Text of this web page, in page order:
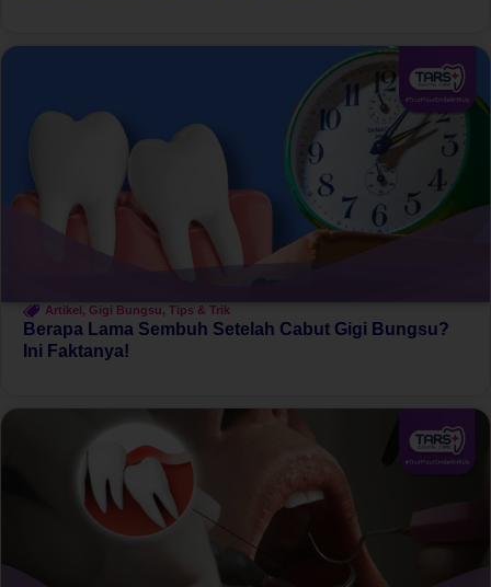
Artikel , Gigi Bungsu, Tips & Trik
Berapa Lama Sembuh Setelah Cabut Gigi Bungsu?
Ini Faktanya!